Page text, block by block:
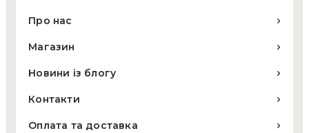
Про нас
Магазин
Новини із блогу
Контакти
Оплата та доставка